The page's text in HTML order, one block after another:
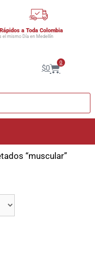
a Toda Colombia
el mismo Día en Medellín
$0
0
“muscular”